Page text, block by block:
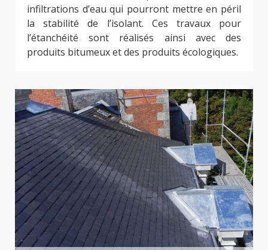
infiltrations d’eau qui pourront mettre en péril
la stabilité de l’isolant. Ces travaux pour
l’étanchéité sont réalisés ainsi avec des
produits bitumeux et des produits écologiques.